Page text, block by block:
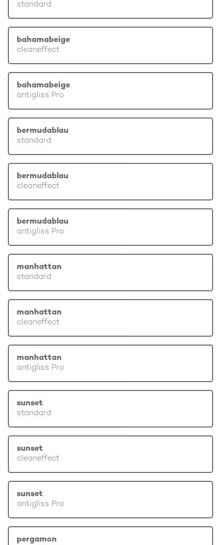
standard
bahamabeige
cleaneffect
bahamabeige
antigliss Pro
bermudablau
standard
bermudablau
cleaneffect
bermudablau
antigliss Pro
manhattan
standard
manhattan
cleaneffect
manhattan
antigliss Pro
sunset
standard
sunset
cleaneffect
sunset
antigliss Pro
pergamon